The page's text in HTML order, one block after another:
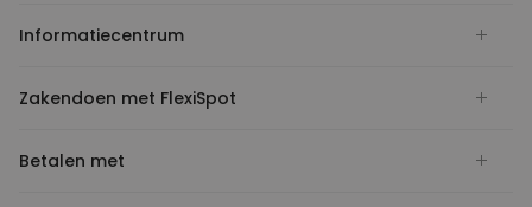
Informatiecentrum
Zakendoen met FlexiSpot
Betalen met